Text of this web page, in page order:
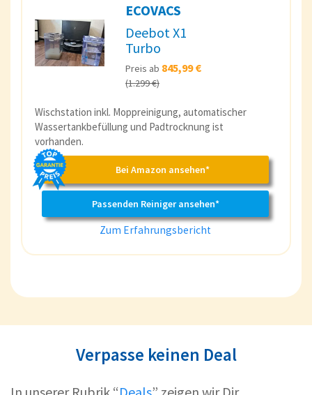
ECOVACS
Deebot X1
Turbo
Preis ab 845,99 €
(1.299 €)
Wischstation inkl. Moppreinigung, automatischer
Wassertankbefüllung und Padtrocknung ist
vorhanden.
Bei Amazon ansehen*
Passenden Reiniger ansehen*
Zum Erfahrungsbericht
Verpasse keinen Deal